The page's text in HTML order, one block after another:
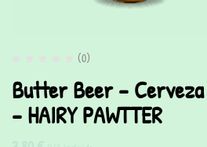
(0)
Butter Beer –
– HAIRY PAWTTER